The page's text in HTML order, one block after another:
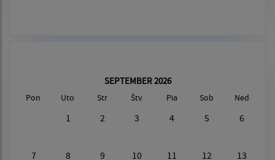
SEPTEMBER 2026
Pon Uto Str Štv Pia Sob Ned
1 2 3 4 5 6
7 8 9 10 11 12 13